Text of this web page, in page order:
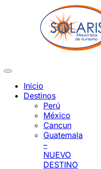
Inicio
Destinos
Perú
México
Cancun
Guatemala
–
NUEVO
DESTINO